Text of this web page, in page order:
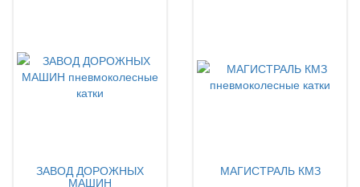
ЗАВОД ДОРОЖНЫХ
МАШИН
МАГИСТРАЛЬ КМЗ